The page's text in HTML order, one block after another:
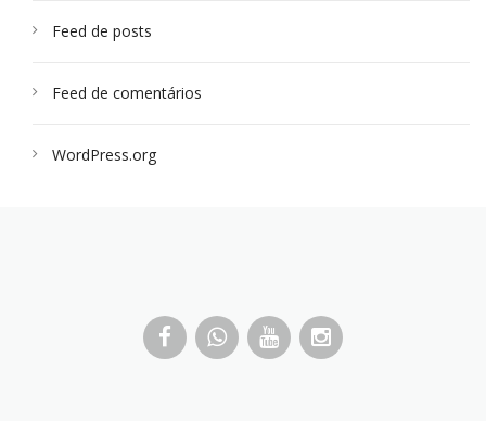
Feed de posts
Feed de comentários
WordPress.org